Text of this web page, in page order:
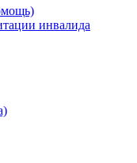
инвалида